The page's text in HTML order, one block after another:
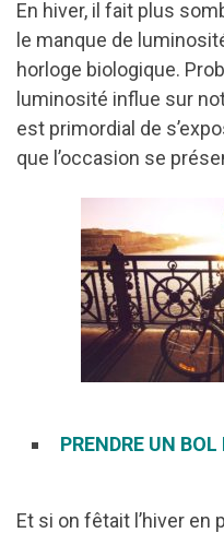
En hiver, il fait plus
le manque de
horloge biologique.
luminosité influe sur
est primordial de
que l’occasion se
PRENDRE UN BOL
Et si on fêtait l’hiver en